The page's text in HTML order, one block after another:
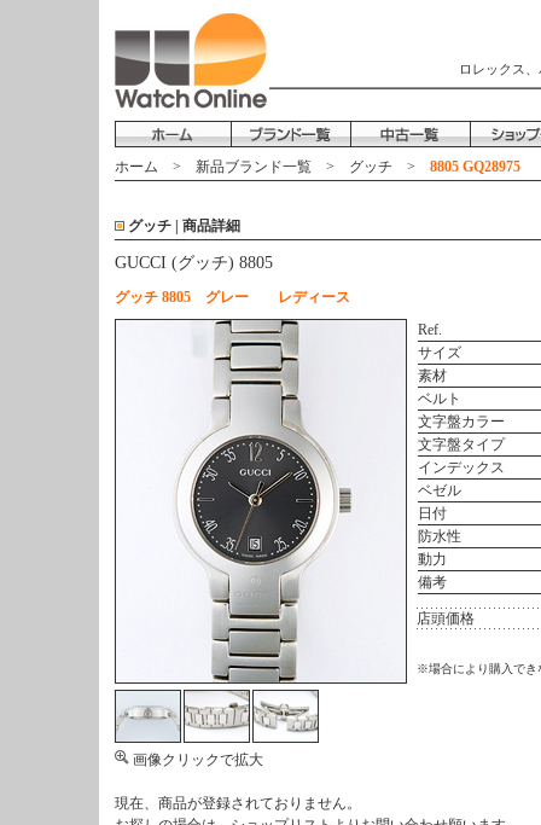
ロレックス
ホーム > 新品ブランド一覧 > グッチ > 8805 GQ28975
グッチ | 商品詳細
GUCCI (グッチ) 8805
グッチ 8805 グレー レディース
画像クリックで拡大
Ref.
サイズ
素材
ベルト
文字盤カラー
文字盤タイプ
インデックス
ベゼル
日付
防水性
動力
備考
店頭価格
※場合により購入でき
現在、商品が登録されておりません。